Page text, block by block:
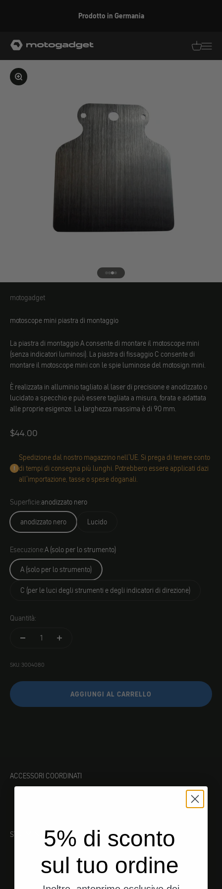
Prodotto in Germania
motogadget GmbH
Ingrandire l'immagine
Vai all'elemento 1
Vai all'elemento 2
Vai all'elemento 3
Vai all'elemento 4
motogadget
motogadget
motoscope mini piastra di montaggio
La piastra di montaggio A consente di montare il motoscope mini
(senza indicatori luminosi). La piastra di fissaggio C consente di
montare il motoscope mini con le spie luminose del motosign mini.
È realizzata in alluminio tagliato al laser di precisione e anodizzato o
lucidato a specchio e può essere tagliata a misura, forata e adattata
alle proprie esigenze. La larghezza massima è di 90 mm.
Angebot
$44.00
Spedizione dal nostro magazzino nell'UE. Si prega di tenere conto
di tempi di consegna più lunghi. Potrebbero essere applicati dazi
all'importazione, tasse o spese doganali.
Superficie:anodizzato nero
anodizzato nero
Lucido
Esecuzione:A (solo per lo strumento)
A (solo per lo strumento)
C (per le luci degli strumenti e degli indicatori di direzione)
Quantità:
SKU: 3004080
AGGIUNGI AL CARRELLO
ACCESSORI COORDINATI
STRUMENTO ADATTO5% di sconto
sul tuo ordine